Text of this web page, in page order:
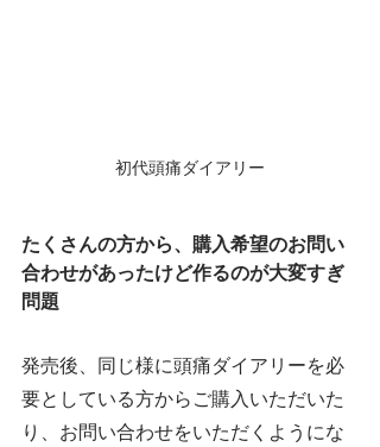
初代頭痛ダイアリー
たくさんの方から、購入希望のお問い
合わせがあったけど作るのが大変すぎ
問題
発売後、同じ様に頭痛ダイアリーを必
要としている方からご購入いただいた
り、お問い合わせをいただくようにな